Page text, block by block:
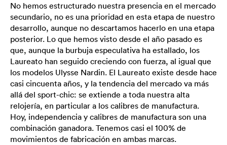
No hemos estructurado nuestra presencia en el mercado
secundario, no es una prioridad en esta etapa de nuestro
desarrollo, aunque no descartamos hacerlo en una etapa
posterior. Lo que hemos visto desde el año pasado es
que, aunque la burbuja especulativa ha estallado, los
Laureato han seguido creciendo con fuerza, al igual que
los modelos Ulysse Nardin. El Laureato existe desde hace
casi cincuenta años, y la tendencia del mercado va más
allá del sport-chic: se extiende a toda nuestra alta
relojería, en particular a los calibres de manufactura.
Hoy, independencia y calibres de manufactura son una
combinación ganadora. Tenemos casi el 100% de
movimientos de fabricación en ambas marcas.